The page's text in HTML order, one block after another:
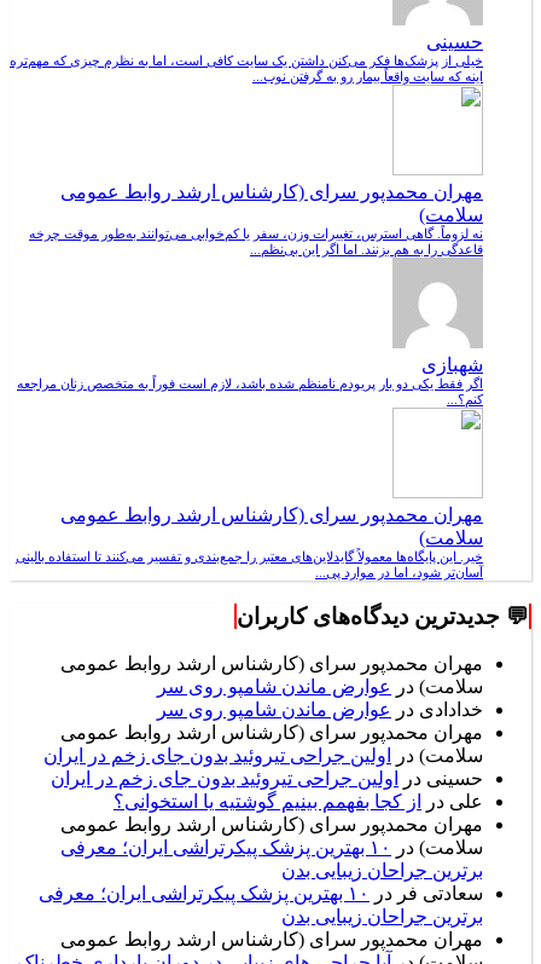
حسینی
خیلی از پزشک‌ها فکر می‌کنن داشتن یک سایت کافی است، اما به نظرم چیزی که مهم‌تره
اینه که سایت واقعاً بیمار رو به گرفتن نوب...
مهران محمدپور سرای (کارشناس ارشد روابط عمومی
سلامت)
نه لزوماً. گاهی استرس، تغییرات وزن، سفر یا کم‌خوابی می‌توانند به‌طور موقت چرخه
قاعدگی را به هم بزنند. اما اگر این بی‌نظم...
شهبازی
اگر فقط یکی دو بار پریودم نامنظم شده باشد، لازم است فوراً به متخصص زنان مراجعه
کنم؟...
مهران محمدپور سرای (کارشناس ارشد روابط عمومی
سلامت)
خیر. این پایگاه‌ها معمولاً گایدلاین‌های معتبر را جمع‌بندی و تفسیر می‌کنند تا استفاده بالینی
آسان‌تر شود، اما در موارد پی...
💬 جدیدترین دیدگاه‌های کاربران
مهران محمدپور سرای (کارشناس ارشد روابط عمومی
سلامت) در
عوارض ماندن شامپو روی سر
خدادادی در
عوارض ماندن شامپو روی سر
مهران محمدپور سرای (کارشناس ارشد روابط عمومی
سلامت) در
اولین جراحی تیروئید بدون جای زخم در ایران
حسینی در
اولین جراحی تیروئید بدون جای زخم در ایران
علی در
از کجا بفهمم بینیم گوشتیه یا استخوانی؟
مهران محمدپور سرای (کارشناس ارشد روابط عمومی
سلامت) در
۱۰ بهترین پزشک پیکرتراشی ایران؛ معرفی
برترین جراحان زیبایی بدن
سعادتی فر در
۱۰ بهترین پزشک پیکرتراشی ایران؛ معرفی
برترین جراحان زیبایی بدن
مهران محمدپور سرای (کارشناس ارشد روابط عمومی